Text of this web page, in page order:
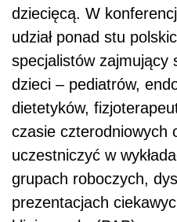
dziecięcą. W
udział ponad stu
specjalistów zajmujący
dzieci – pediatrów,
dietetyków,
czasie czterodniowych
uczestniczyć w
grupach roboczych,
prezentacjach